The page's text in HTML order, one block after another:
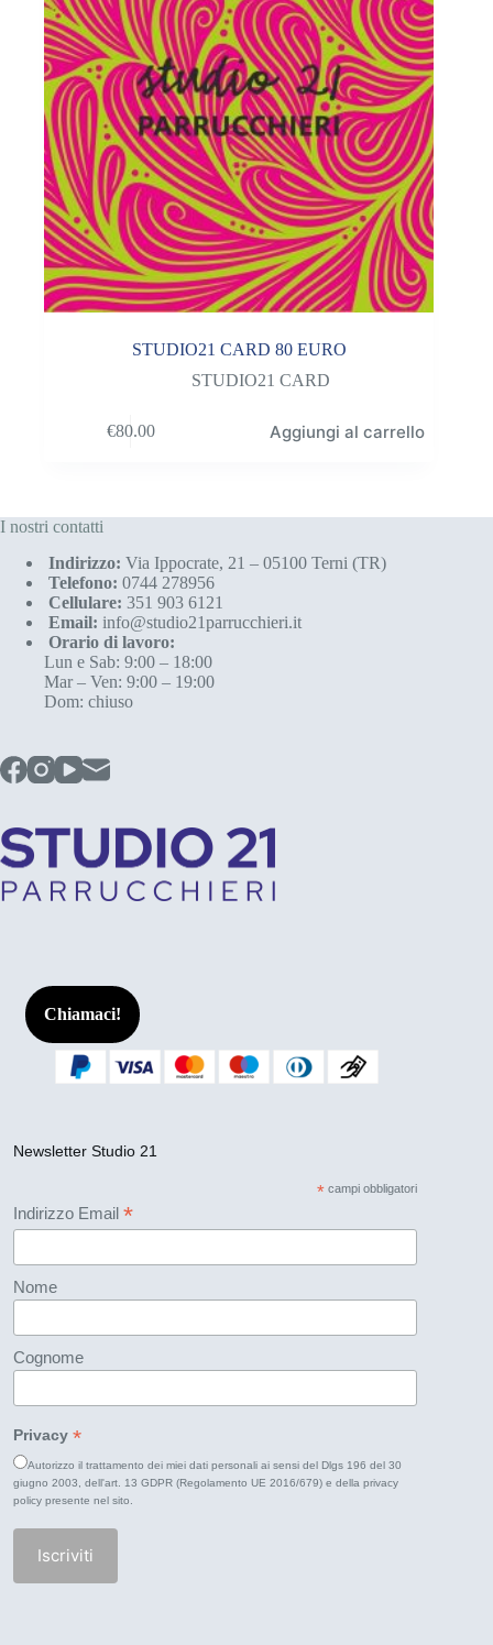
STUDIO21 CARD 80 EURO
STUDIO21 CARD
€80.00 Aggiungi al carrello
I nostri contatti
Indirizzo: Via Ippocrate, 21 – 05100 Terni (TR)
Telefono: 0744 278956
Cellulare: 351 903 6121
Email: info@studio21parrucchieri.it
Orario di lavoro:
Lun e Sab: 9:00 – 18:00
Mar – Ven: 9:00 – 19:00
Dom: chiuso
Chiamaci!
Newsletter Studio 21
*campi obbligatori
Indirizzo Email *
Nome
Cognome
Privacy *
Autorizzo il trattamento dei miei dati personali ai sensi del Dlgs 196 del 30
giugno 2003, dell'art. 13 GDPR (Regolamento UE 2016/679) e della privacy
policypresente nel sito.